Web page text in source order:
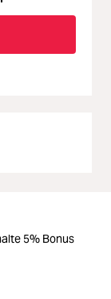
5% Bonus